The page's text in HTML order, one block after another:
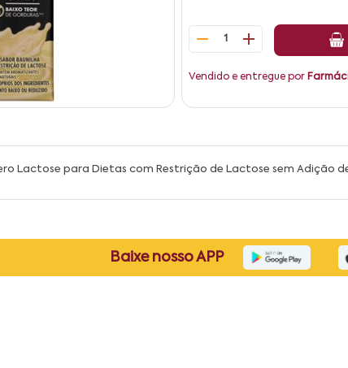
1
Vendido e entregue por
Lactose para Dietas com Restrição de Lactose sem Adição
Baixe nosso APP